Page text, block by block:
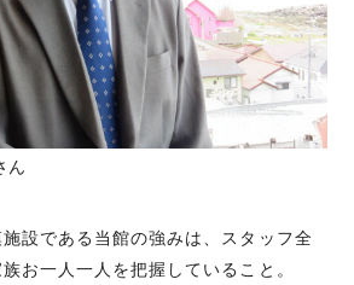
ん
設である当館の強みは、スタッフ全
お一人一人を把握していること。